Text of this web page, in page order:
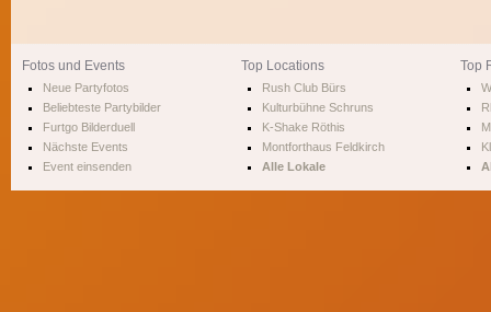
Fotos und Events
Neue Partyfotos
Beliebteste Partybilder
Furtgo Bilderduell
Nächste Events
Event einsenden
Top Locations
Rush Club Bürs
Kulturbühne Schruns
K-Shake Röthis
Montforthaus Feldkirch
Alle Lokale
Top